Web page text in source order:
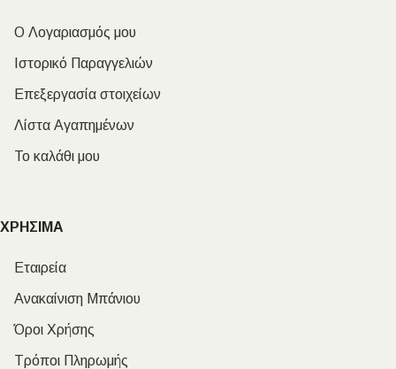
Ο Λογαριασμός μου
Ιστορικό Παραγγελιών
Επεξεργασία στοιχείων
Λίστα Αγαπημένων
Το καλάθι μου
ΧΡΗΣΙΜΑ
Εταιρεία
Ανακαίνιση Μπάνιου
Όροι Χρήσης
Τρόποι Πληρωμής